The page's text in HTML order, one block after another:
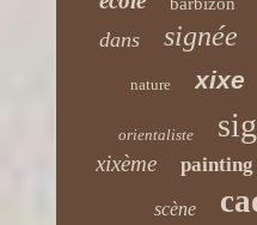
barbizon
dans signée
nature xixe
orientaliste
xixème painting
scène